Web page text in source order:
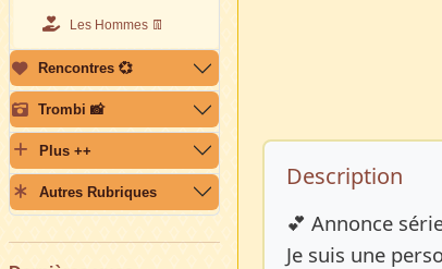
Les Hommes 👖
Rencontres 💞
Trombi 📸
Plus ++
Autres Rubriques
Description
💕 Annonce
Je suis une